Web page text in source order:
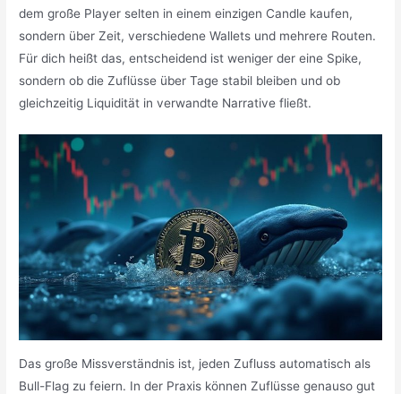
dem große Player selten in einem einzigen Candle kaufen,
sondern über Zeit, verschiedene Wallets und mehrere Routen.
Für dich heißt das, entscheidend ist weniger der eine Spike,
sondern ob die Zuflüsse über Tage stabil bleiben und ob
gleichzeitig Liquidität in verwandte Narrative fließt.
Das große Missverständnis ist, jeden Zufluss automatisch als
Bull-Flag zu feiern. In der Praxis können Zuflüsse genauso gut